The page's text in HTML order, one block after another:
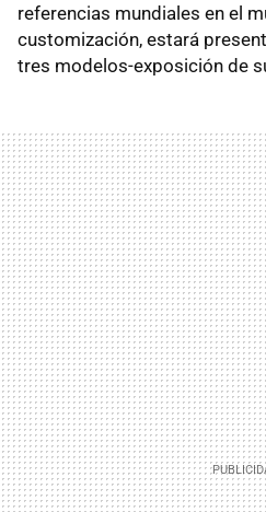
referencias mundiales en el
customización, estará
tres modelos-exposición de